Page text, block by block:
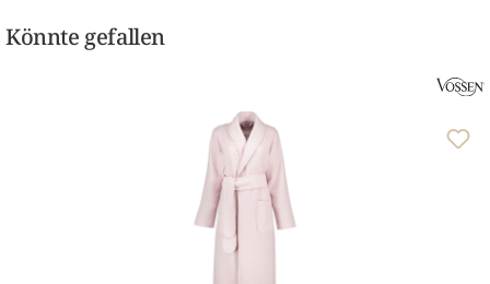
Könnte gefallen